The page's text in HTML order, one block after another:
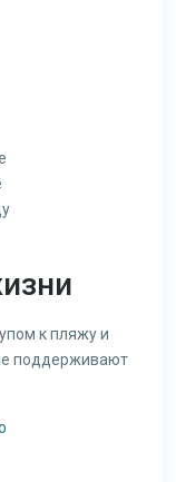
к пляжу и
поддерживают